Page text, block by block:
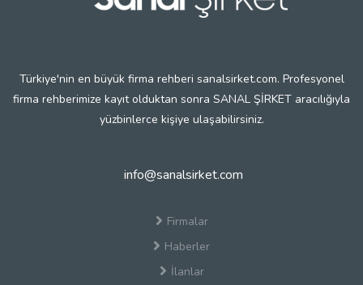
Türkiye'nin en büyük firma rehberi sanalsirket.com. Profesyonel
firma rehberimize kayıt olduktan sonra SANAL ŞİRKET aracılığıyla
yüzbinlerce kişiye ulaşabilirsiniz.
info@sanalsirket.com
Firmalar
Haberler
İlanlar